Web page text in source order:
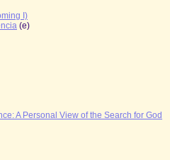
I)
(e)
A Personal View of the Search for God